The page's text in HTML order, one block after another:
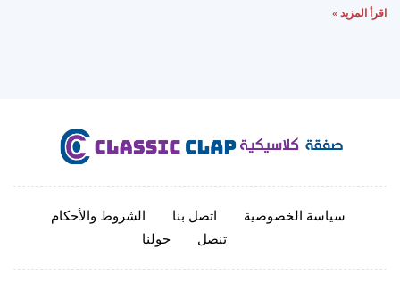
اقرأ المزيد »
سياسة الخصوصية اتصل بنا
الشروط والأحكام
تنصل
حولنا